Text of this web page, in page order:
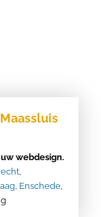
webdesign.
,
, Enschede,